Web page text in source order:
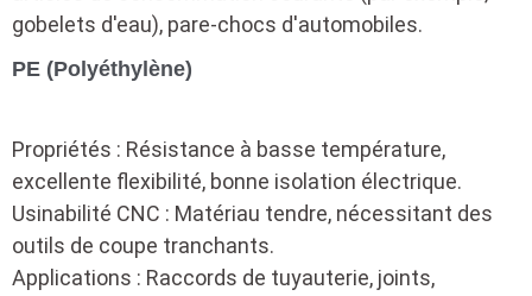
gobelets d'eau), pare-chocs d'automobiles.
PE (Polyéthylène)
Propriétés : Résistance à basse température,
excellente flexibilité, bonne isolation électrique.
Usinabilité CNC : Matériau tendre, nécessitant des
outils de coupe tranchants.
Applications : Raccords de tuyauterie, joints,